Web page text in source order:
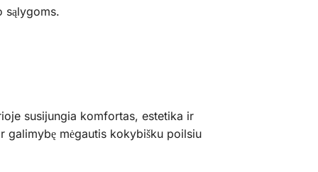
sąlygoms.
susijungia komfortas, estetika ir
galimybę mėgautis kokybišku poilsiu